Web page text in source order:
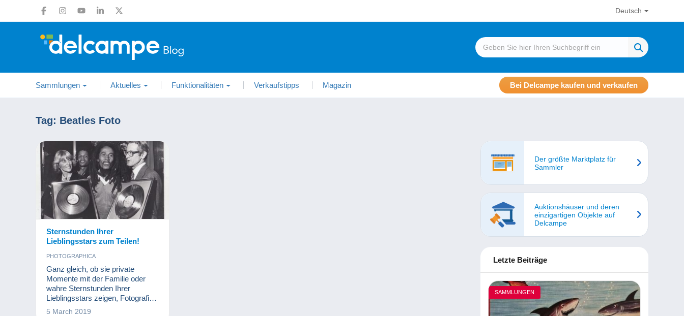
Deutsch
Sammlungen Aktuelles Funktionalitäten Verkaufstipps Magazin Bei Delcampe kaufen und verkaufen
Tag: Beatles Foto
Sternstunden Ihrer
Lieblingsstars zum Teilen!
PHOTOGRAPHICA
Ganz gleich, ob sie private
Momente mit der Familie oder
wahre Sternstunden Ihrer
Lieblingsstars zeigen, Fotografien
können wertvolle Momente erneut
5 March 2019
Der größte Marktplatz für
Sammler
Auktionshäuser und deren
einzigartigen Objekte auf
Delcampe
Letzte Beiträge
SAMMLUNGEN